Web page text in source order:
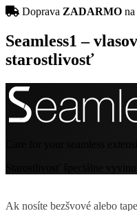
Doprava ZADARMO
Seamless1 –
starostlivosť
Starostlivosť špeciálne
Ak nosíte bezšvové alebo